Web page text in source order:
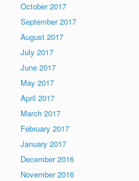
October 2017
September 2017
August 2017
July 2017
June 2017
May 2017
April 2017
March 2017
February 2017
January 2017
December 2016
November 2016